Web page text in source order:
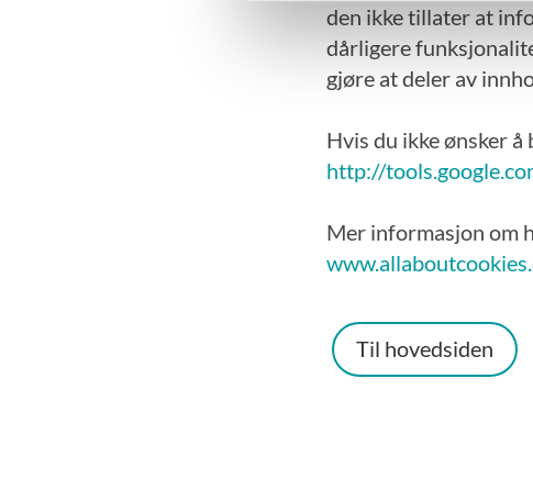
den ikke tillater at
dårligere
gjøre at deler av
Hvis du ikke ønsker
http://
Mer informasjon om
Til hovedsiden